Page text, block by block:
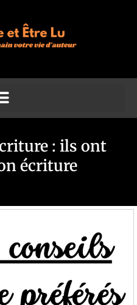
: ils ont
écriture